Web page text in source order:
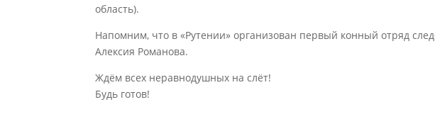
область).
Напомним, что в «Рутении» организован первый конный отряд
Алексия Романова.
Ждём всех неравнодушных на слёт!
Будь готов!